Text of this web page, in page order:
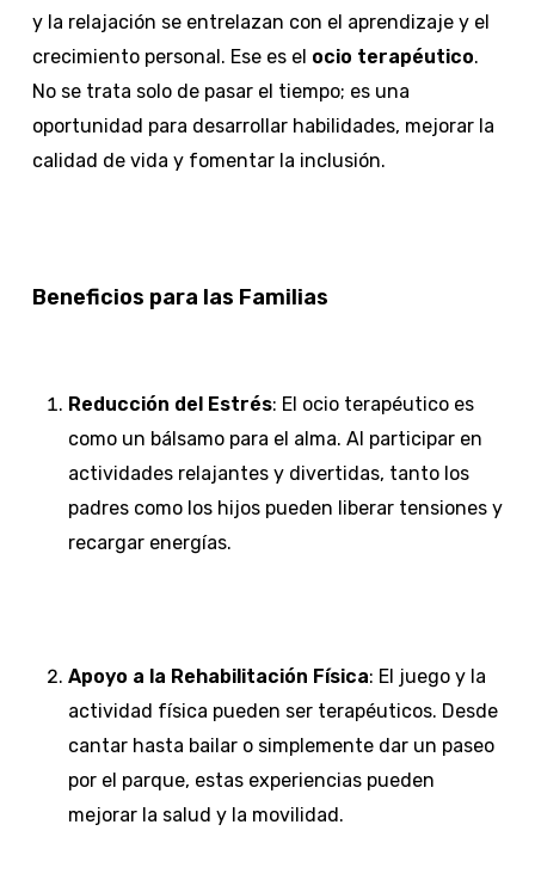
y la relajación se entrelazan con el aprendizaje y el
crecimiento personal. Ese es el ocio terapéutico.
No se trata solo de pasar el tiempo; es una
oportunidad para desarrollar habilidades, mejorar la
calidad de vida y fomentar la inclusión.
Beneficios para las Familias
Reducción del Estrés: El ocio terapéutico es
como un bálsamo para el alma. Al participar en
actividades relajantes y divertidas, tanto los
padres como los hijos pueden liberar tensiones y
recargar energías.
Apoyo a la Rehabilitación Física: El juego y la
actividad física pueden ser terapéuticos. Desde
cantar hasta bailar o simplemente dar un paseo
por el parque, estas experiencias pueden
mejorar la salud y la movilidad.